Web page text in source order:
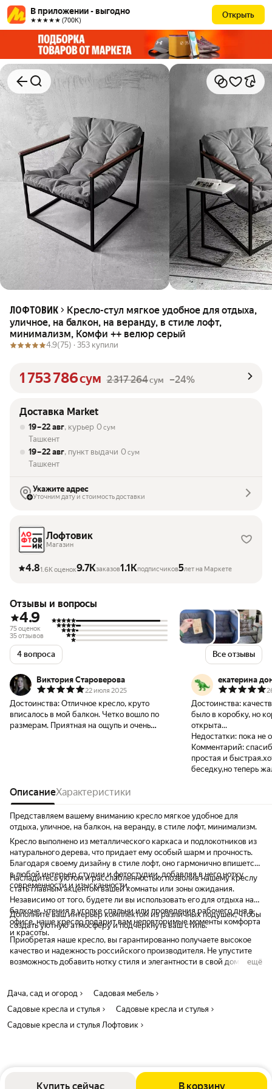
В приложении - выгодно
★★★★★ (700К)
Открыть
Купить сейчас В корзину
ЛОФТОВИК
Кресло-стул мягкое удобное для отдыха,
уличное, на балкон, на веранду, в стиле лофт,
минимализм, Комфи ++ велюр серый
4.9(75) · 353 купили
1 753 786сум 2 317 264сум –24%
Доставка Market
19 – 22 авг, курьер 0 сум
Ташкент
19 – 22 авг, пункт выдачи 0 сум
Ташкент
Укажите адрес
Уточним дату и стоимость доставки
Лофтовик
Магазин
4.81.6K оценок9.7Kзаказов1.1Kподписчиков5лет на Маркете
Отзывы и вопросы
4.9
75 оценок
35 отзывов
4 вопроса Все отзывы
Виктория Староверова
22 июля 2025
Достоинства: Отличное кресло, круто
вписалось в мой балкон. Четко вошло по
размерам. Приятная на ощупь и очень
проводить вечера вместе🥂 Посмотрим,
как прослужит, но первое впечатление
очень достойное! Спасибо!
екатерина
Достоинства:
было в коробку, но
открыта...
Недостатки: пока не
Комментарий:
простая и
беседку,но теперь
ОписаниеХарактеристики
Представляем вашему вниманию кресло мягкое удобное для
отдыха, уличное, на балкон, на веранду, в стиле лофт, минимализм.
Кресло выполнено из металлического каркаса и подлокотников из
натурального дерева, что придает ему особый шарм и прочность.
Благодаря своему дизайну в стиле лофт, оно гармонично впишется
в любой интерьер студии и фотостудии, добавляя в него нотку
современности и изысканности.
Насладитесь уютом и расслабленностью, позволив нашему креслу
стать главным акцентом вашей комнаты или зоны ожидания.
Независимо от того, будете ли вы использовать его для отдыха на
балконе, чтения в уголке спальни или проведения рабочего дня в
офисе, наше кресло подарит вам неповторимые моменты комфорта
и красоты.
Дополните ваш интерьер комплектом из различных подушек, чтобы
создать уютную атмосферу и подчеркнуть ваш стиль.
Приобретая наше кресло, вы гарантированно получаете высокое
качество и надежность российского производителя. Не упустите
возможность добавить нотку стиля и элегантности в свой дом илиещё
Дача, сад и огород
Садовая мебель
Садовые кресла и стулья
Садовые кресла и стулья
Садовые кресла и стулья Лофтовик